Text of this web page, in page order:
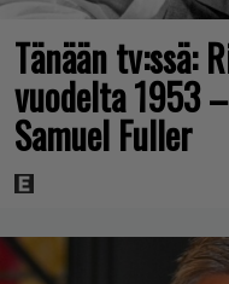
Tänään tv:ssä:
vuodelta 1953
Samuel Fuller